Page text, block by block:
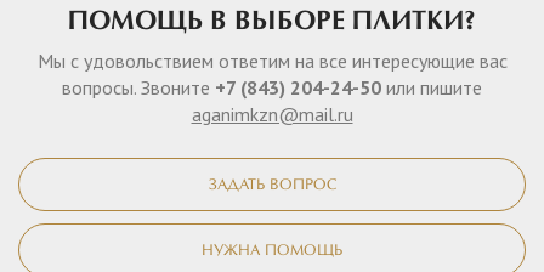
ПОМОЩЬ В ВЫБОРЕ ПЛИТКИ?
Мы с удовольствием ответим на все интересующие вас
вопросы. Звоните +7 (843) 204-24-50 или пишите
aganimkzn@mail.ru
ЗАДАТЬ ВОПРОС
НУЖНА ПОМОЩЬ